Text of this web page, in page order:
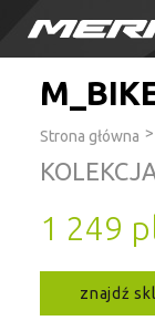
Strona główna >
1 249
znajdź